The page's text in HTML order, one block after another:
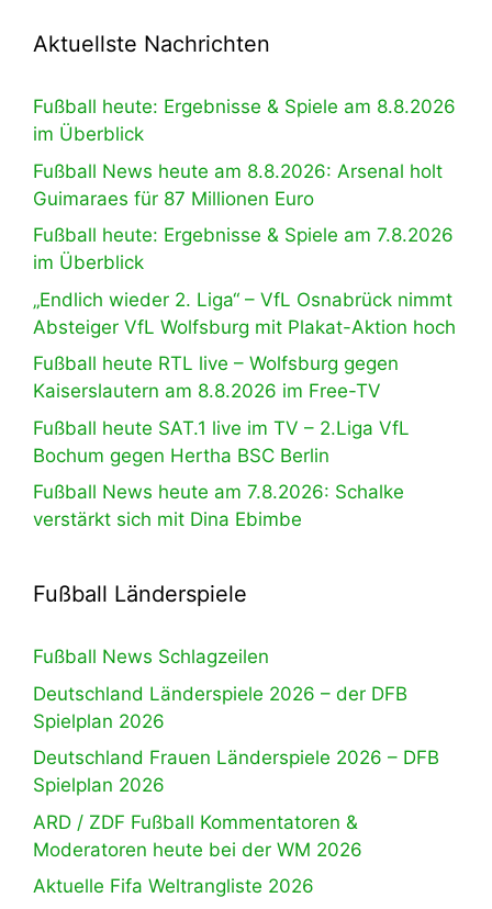
Aktuellste Nachrichten
Fußball heute: Ergebnisse & Spiele am 8.8.2026
im Überblick
Fußball News heute am 8.8.2026: Arsenal holt
Guimaraes für 87 Millionen Euro
Fußball heute: Ergebnisse & Spiele am 7.8.2026
im Überblick
„Endlich wieder 2. Liga“ – VfL Osnabrück nimmt
Absteiger VfL Wolfsburg mit Plakat-Aktion hoch
Fußball heute RTL live – Wolfsburg gegen
Kaiserslautern am 8.8.2026 im Free-TV
Fußball heute SAT.1 live im TV – 2.Liga VfL
Bochum gegen Hertha BSC Berlin
Fußball News heute am 7.8.2026: Schalke
verstärkt sich mit Dina Ebimbe
Fußball Länderspiele
Fußball News Schlagzeilen
Deutschland Länderspiele 2026 – der DFB
Spielplan 2026
Deutschland Frauen Länderspiele 2026 – DFB
Spielplan 2026
ARD / ZDF Fußball Kommentatoren &
Moderatoren heute bei der WM 2026
Aktuelle Fifa Weltrangliste 2026